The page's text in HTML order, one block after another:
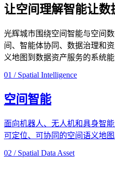
让空间理解智能让数
光辉城市围绕空间智能与空间
间、智能体协同、数据治理和
义地图到数据资产服务的系统能
01 / Spatial Intelligence
空间智能
面向机器人、无人机和具身智
可定位、可协同的空间语义地图
02 / Spatial Data Asset